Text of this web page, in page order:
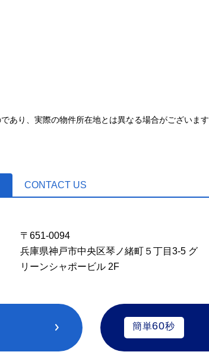
り、実際の物件所在地とは異なる場合がございます
CONTACT US
〒651-0094
兵庫県神戸市中央区琴ノ緒町５丁目3-5 グ
リーンシャポービル 2F
簡単60秒